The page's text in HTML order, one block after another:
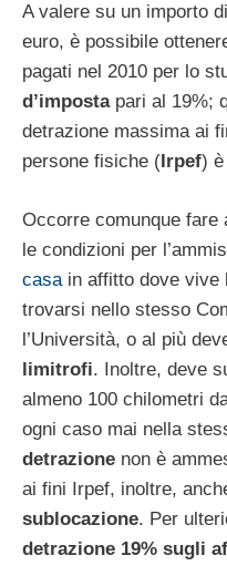
A valere su un importo di
euro, è possibile
pagati nel 2010 per lo
d’impostapari al 19%;
detrazione massima ai
persone fisiche ( Irpef) è
Occorre comunque fare
le condizioni per
casain affitto dove vive
trovarsi nello stesso
l’Università, o al più
limitrofi. Inoltre, deve
almeno 100 chilometri
ogni caso mai nella
detrazione non è
ai fini Irpef, inoltre,
sublocazione. Per
detrazione 19% sugli